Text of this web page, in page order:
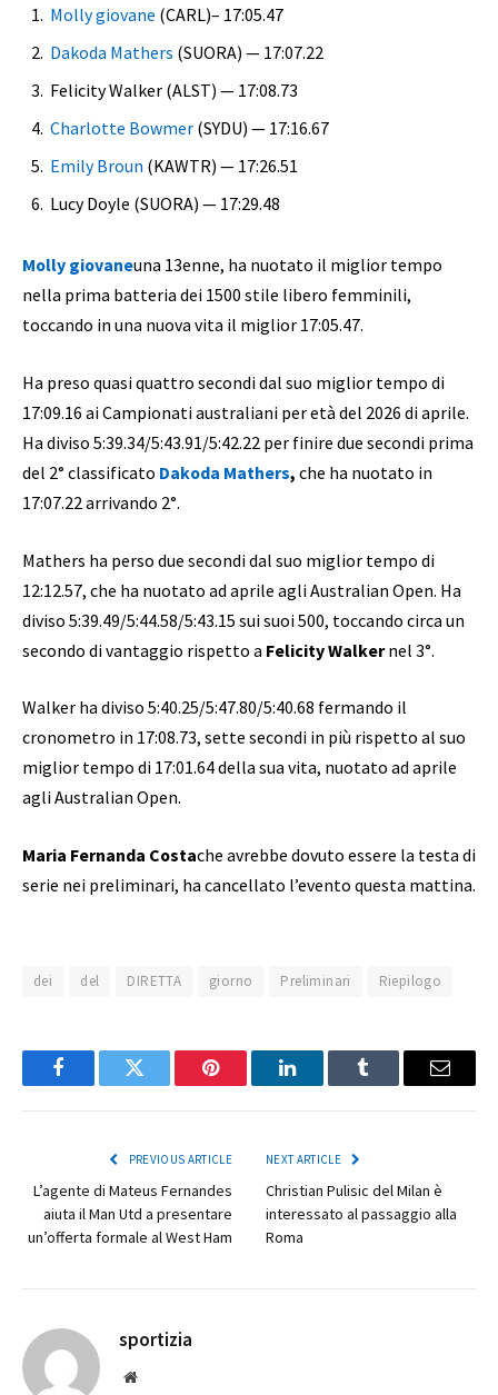
Molly giovane (CARL)– 17:05.47
Dakoda Mathers (SUORA) — 17:07.22
Felicity Walker (ALST) — 17:08.73
Charlotte Bowmer (SYDU) — 17:16.67
Emily Broun (KAWTR) — 17:26.51
Lucy Doyle (SUORA) — 17:29.48
Molly giovaneuna 13enne, ha nuotato il miglior tempo
nella prima batteria dei 1500 stile libero femminili,
toccando in una nuova vita il miglior 17:05.47.
Ha preso quasi quattro secondi dal suo miglior tempo di
17:09.16 ai Campionati australiani per età del 2026 di aprile.
Ha diviso 5:39.34/5:43.91/5:42.22 per finire due secondi prima
del 2° classificato Dakoda Mathers, che ha nuotato in
17:07.22 arrivando 2°.
Mathers ha perso due secondi dal suo miglior tempo di
12:12.57, che ha nuotato ad aprile agli Australian Open. Ha
diviso 5:39.49/5:44.58/5:43.15 sui suoi 500, toccando circa un
secondo di vantaggio rispetto a Felicity Walkernel 3°.
Walker ha diviso 5:40.25/5:47.80/5:40.68 fermando il
cronometro in 17:08.73, sette secondi in più rispetto al suo
miglior tempo di 17:01.64 della sua vita, nuotato ad aprile
agli Australian Open.
Maria Fernanda Costache avrebbe dovuto essere la testa di
serie nei preliminari, ha cancellato l’evento questa mattina.
dei del DIRETTA giorno Preliminari Riepilogo
FacebookTwitter Pinterest LinkedInTumblr Email
PREVIOUS ARTICLE
L’agente di Mateus Fernandes
aiuta il Man Utd a presentare
un’offerta formale al West Ham
NEXT ARTICLE
Christian Pulisic del Milan è
interessato al passaggio alla
Roma
sportizia
Website